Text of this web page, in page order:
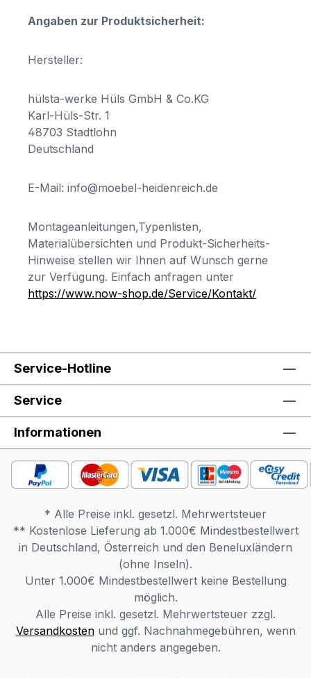
Angaben zur Produktsicherheit:
Hersteller:
hülsta-werke Hüls GmbH & Co.KG
Karl-Hüls-Str. 1
48703 Stadtlohn
Deutschland
E-Mail: info@moebel-heidenreich.de
Montageanleitungen,Typenlisten,
Materialübersichten und Produkt-Sicherheits-
Hinweise stellen wir Ihnen auf Wunsch gerne
zur Verfügung. Einfach anfragen unter
https://www.now-shop.de/Service/Kontakt/
Service-Hotline
Service
Informationen
* Alle Preise inkl. gesetzl. Mehrwertsteuer
** Kostenlose Lieferung ab 1.000€ Mindestbestellwert
in Deutschland, Österreich und den Beneluxländern
(ohne Inseln).
Unter 1.000€ Mindestbestellwert keine Bestellung
möglich.
Alle Preise inkl. gesetzl. Mehrwertsteuer zzgl.
Versandkostenund ggf. Nachnahmegebühren, wenn
nicht anders angegeben.